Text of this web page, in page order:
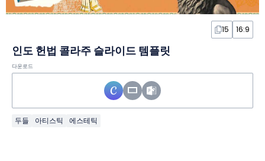
15 16:9
인도 헌법 콜라주 슬라이드 템플릿
다운로드
두들 아티스틱 에스테틱